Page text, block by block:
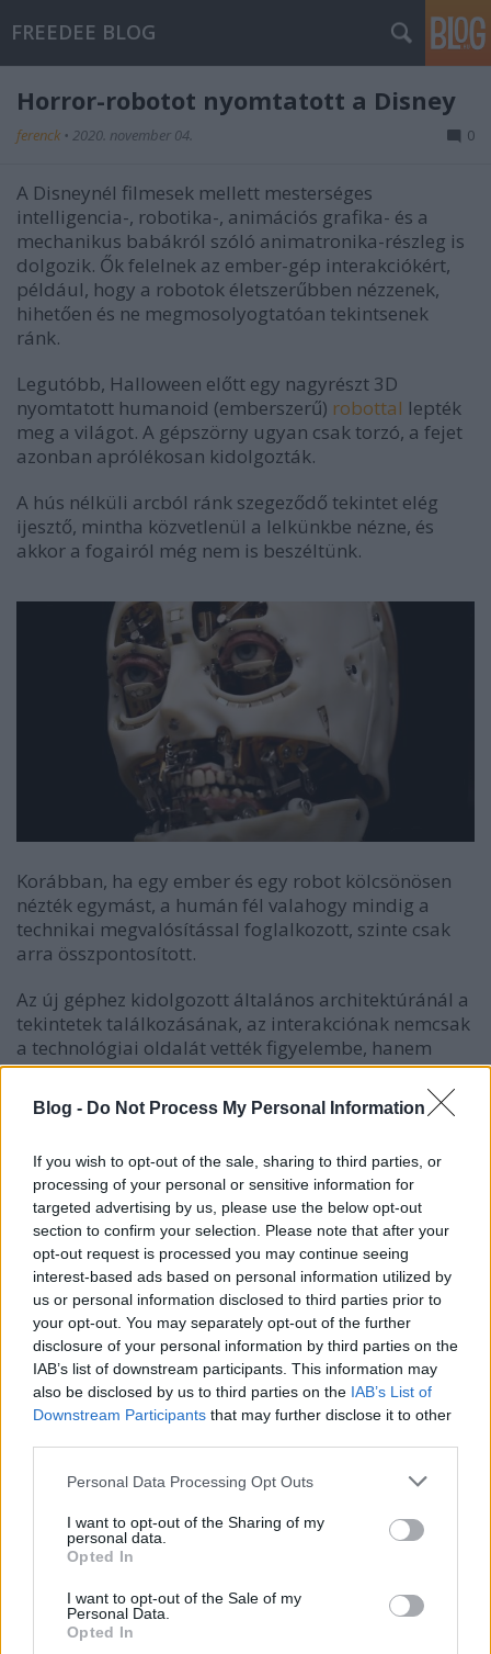
Blog - Do Not Process My Personal Information
If you wish to opt-out of the sale, sharing to third parties, or
processing of your personal or sensitive information for
targeted advertising by us, please use the below opt-out
section to confirm your selection. Please note that after your
opt-out request is processed you may continue seeing
interest-based ads based on personal information utilized by
us or personal information disclosed to third parties prior to
your opt-out. You may separately opt-out of the further
disclosure of your personal information by third parties on the
IAB’s list of downstream participants. This information may
also be disclosed by us to third parties on the IAB’s List of
Downstream Participants that may further disclose it to other
Please note that this website/app uses one or more Google
not limited to your visit or usage behaviour. You may click to
grant or deny consent to Google and its third-party tags to
use your data for below specified purposes in below Google
consent section.
Personal Data Processing Opt Outs
I want to opt-out of the Sharing of my
personal data.
Opted In
I want to opt-out of the Sale of my
Personal Data.
Opted In
FREEDEE BLOG
Horror-robotot nyomtatott a Disney
ferenck • 2020. november 04. 0
A Disneynél filmesek mellett mesterséges
intelligencia-, robotika-, animációs grafika- és a
mechanikus babákról szóló animatronika-részleg is
dolgozik. Ők felelnek az ember-gép interakciókért,
például, hogy a robotok életszerűbben nézzenek,
hihetően és ne megmosolyogtatóan tekintsenek
ránk.
Legutóbb, Halloween előtt egy nagyrészt 3D
nyomtatott humanoid (emberszerű) robottal lepték
meg a világot. A gépszörny ugyan csak torzó, a fejet
azonban aprólékosan kidolgozták.
A hús nélküli arcból ránk szegeződő tekintet elég
ijesztő, mintha közvetlenül a lelkünkbe nézne, és
akkor a fogairól még nem is beszéltünk.
Korábban, ha egy ember és egy robot kölcsönösen
nézték egymást, a humán fél valahogy mindig a
technikai megvalósítással foglalkozott, szinte csak
arra összpontosított.
Az új géphez kidolgozott általános architektúránál a
tekintetek találkozásának, az interakciónak nemcsak
a technológiai oldalát vették figyelembe, hanem
karakteranimálással szintén foglalkoztak. Nagyon
ügyeltek arra, hogy a mozgások élethűek és hihetők
legyenek.
A fejlesztők egyértelmű célja az interakció
életszerűségének megteremtése, hogy a felek közötti
kommunikáció az élet illúzióját keltse.
Egy komplex és teljes rendszernek észlelnie kell a
környezetében tartózkodó személyeket,
cselekedeteik alapján azonosítania kell az
érdeklődésére számot tartókat, és az illetőik
mozgásától ösztönözve, azokra reagálva, neki is
hitelesen kell mozognia.
A fejlesztők az izomtevékenységet és a figyelemmel
kapcsolatos megnyilvánulásokat utánzó
mechanizmusokat épített a robotba. Mindegyiket,
aktuátorok mozgásának különbségeit biológiai
rendszerektől lesték el.
Sikerült nekik, a robotszörny szem- és fejmozgása
gyors és folyamatos.